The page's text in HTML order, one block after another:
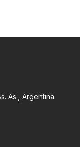
As., Argentina